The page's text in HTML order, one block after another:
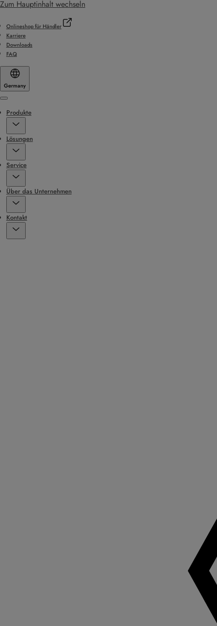
Zum Hauptinhalt wechseln
Onlineshop für Händler
Karriere
Downloads
FAQ
Germany
Menu
Produkte
Lösungen
Service
Über das Unternehmen
Kontakt